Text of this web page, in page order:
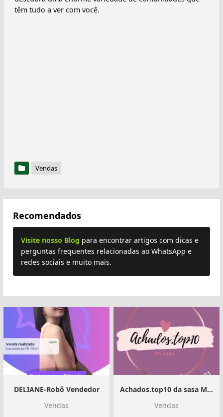
têm tudo a ver com você.
Vendas
Recomendados
Visite nosso Blog para encontrar artigos com dicas e
perguntas frequentes relacionadas ao WhatsApp e
redes sociais e muito mais.
DELIANE-Robô Vendedor
Vendas
Achados.top10 da sasa Magazine Luiza ️ shopee ️
Vendas